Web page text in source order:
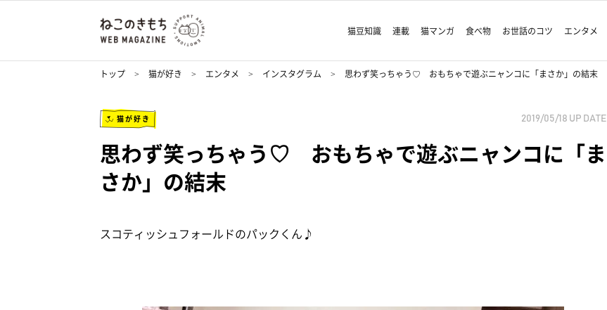
猫豆知識 連載 猫マンガ 食べ物 お世話のコツ エンタメ
トップ 猫が好き エンタメ インスタグラム 思わず笑っちゃう♡ おもちゃで遊ぶニャンコに「まさか」の結末
猫が好き 2019/05/18 UP DATE
思わず笑っちゃう♡ おもちゃで遊ぶニャンコに「ま
さか」の結末
スコティッシュフォールドのパックくん♪